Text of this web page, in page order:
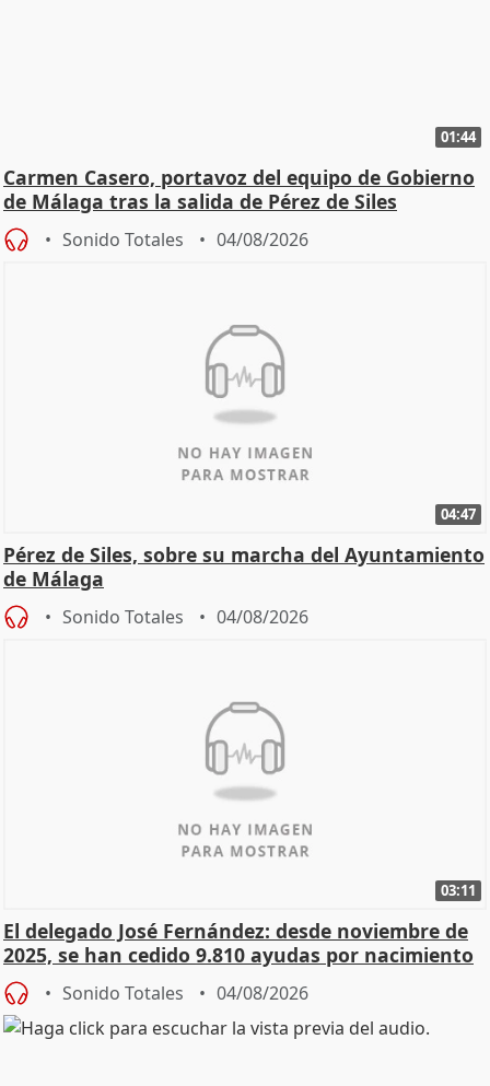
01:44
Carmen Casero, portavoz del equipo de Gobierno
de Málaga tras la salida de Pérez de Siles
Sonido Totales 04/08/2026
04:47
Pérez de Siles, sobre su marcha del Ayuntamiento
de Málaga
Sonido Totales 04/08/2026
03:11
El delegado José Fernández: desde noviembre de
2025, se han cedido 9.810 ayudas por nacimiento
Sonido Totales 04/08/2026